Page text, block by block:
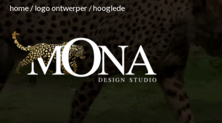
home/ logo ontwerper /hooglede